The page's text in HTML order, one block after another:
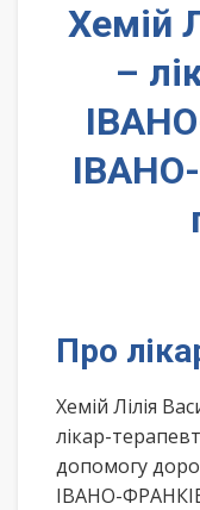
Хемій
–
Про
Хемій Лілія
лікар-
допомогу
ІВАНО-